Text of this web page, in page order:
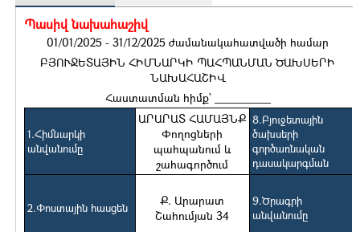
Պասիվ նախահաշիվ
01/01/2025 - 31/12/2025 ժամանակահատվածի համար
ԲՅՈՒՋԵՏԱՅԻՆ ՀԻՄՆԱՐԿԻ ՊԱՀՊԱՆՄԱՆ ԾԱԽՍԵՐԻ
ՆԱԽԱՀԱՇԻՎ
Հաստատման հիմք` __________
1.Հիմնարկի
անվանումը
ԱՐԱՐԱՏ ՀԱՄԱՅՆՔ
Փողոցների
պահպանում և
շահագործում
8.Բյուջետային
ծախսերի
գործառնական
դասակարգման
2.Փոստային հասցեն
Ք. Արարատ
Շահումյան 34
9.Ծրագրի
անվանումը